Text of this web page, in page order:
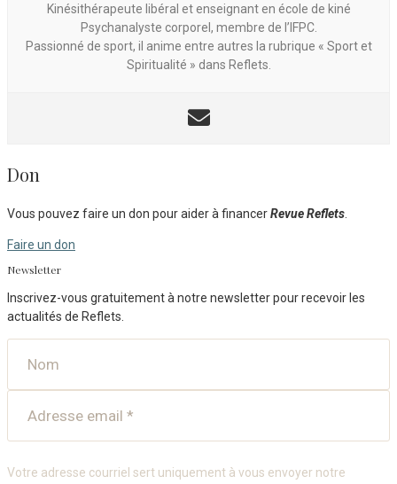
Kinésithérapeute libéral et enseignant en école de kiné
Psychanalyste corporel, membre de l’IFPC.
Passionné de sport, il anime entre autres la rubrique « Sport et
Spiritualité » dans Reflets.
Don
Vous pouvez faire un don pour aider à financerRevue Reflets
Faire un don
Newsletter
Inscrivez-vous gratuitement à notre newsletter pour recevoir les
actualités de Reflets.
Votre adresse courriel sert uniquement à vous envoyer notre